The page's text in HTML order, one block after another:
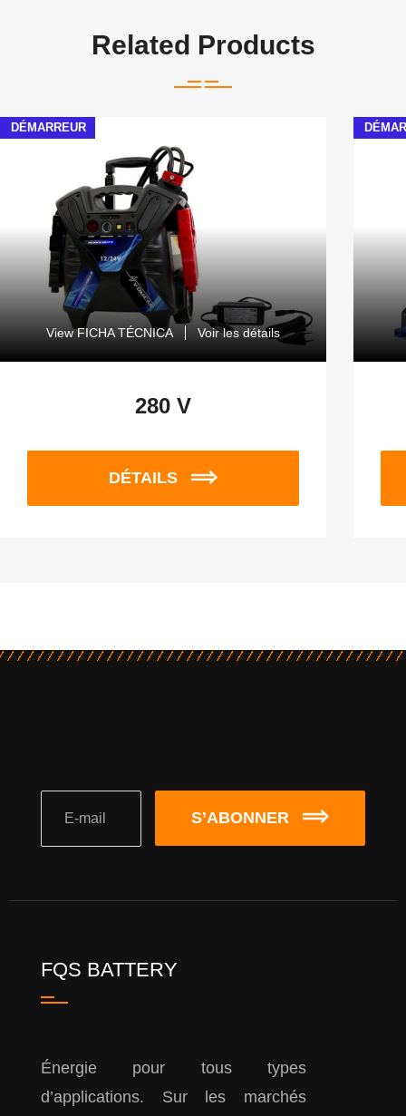
Related Products
DÉMARREUR
View FICHA TÉCNICA Voir les détails
280 V
DÉTAILS
S’ABONNER
FQS BATTERY
Énergie pour tous types
d’applications. Sur les marchés